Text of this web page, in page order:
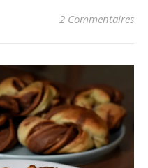
2 Commentaires